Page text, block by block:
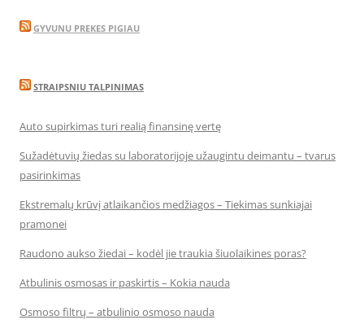
GYVUNU PREKES PIGIAU
STRAIPSNIU TALPINIMAS
Auto supirkimas turi realią finansinę vertę
Sužadėtuvių žiedas su laboratorijoje užaugintu deimantu – tvarus
pasirinkimas
Ekstremalų krūvį atlaikančios medžiagos – Tiekimas sunkiajai
pramonei
Raudono aukso žiedai – kodėl jie traukia šiuolaikines poras?
Atbulinis osmosas ir paskirtis – Kokia nauda
Osmoso filtrų – atbulinio osmoso nauda